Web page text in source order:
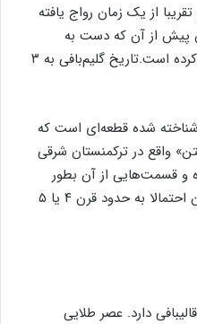
از یک زمان رواج یافته
پیش از آن که دست به
ساختن خانه بزند اقدام به بافتن کرده است.تاریخ گلیم‌بافی به ۳
شده قطعه‌ای است که
واقع در ترکمنستان شرقی
و قسمت‌هایی از آن بطور
عجیبی سالم مانده است. بافت آن احتمالا به حدود قرن ۴ یا ۵
دارد. عصر طلایی